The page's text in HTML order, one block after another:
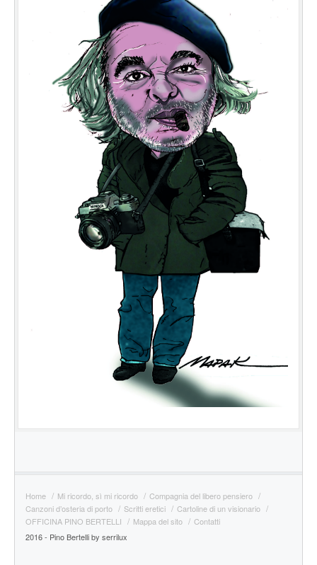
Home Mi ricordo, sì mi ricordo
Compagnia del libero pensiero
Canzoni d’osteria di porto
Scritti eretici
Cartoline di un visionario
OFFICINA PINO BERTELLI
Mappa del sito
Contatti
2016 - Pino Bertelli by serrilux